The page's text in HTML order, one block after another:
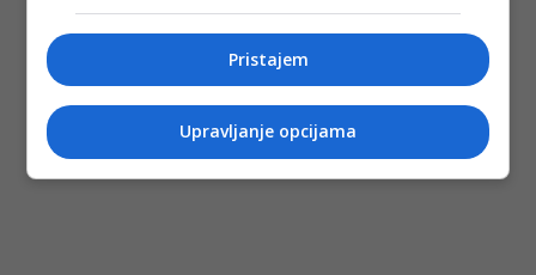
Pristajem
Upravljanje opcijama